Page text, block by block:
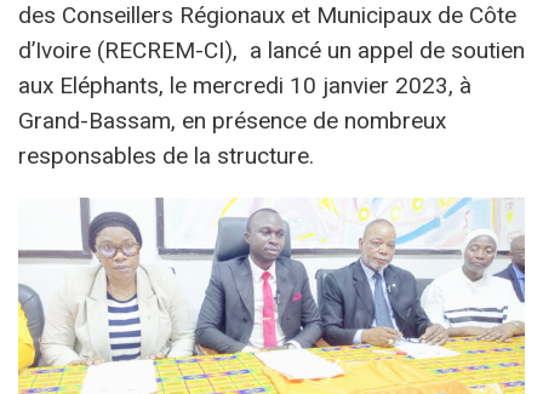
des Conseillers Régionaux et Municipaux de Côte
d’Ivoire (RECREM-CI), a lancé un appel de soutien
aux Eléphants, le mercredi 10 janvier 2023, à
Grand-Bassam, en présence de nombreux
responsables de la structure.